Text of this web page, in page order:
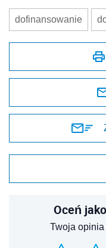
dofinansowanie
Oceń
Twoja